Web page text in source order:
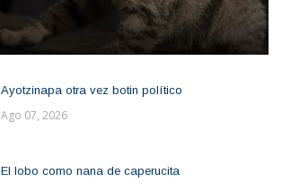
Ayotzinapa otra vez botin político
Ago 07, 2026
El lobo como nana de caperucita